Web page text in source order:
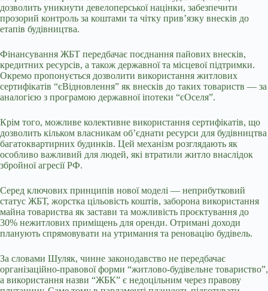
дозволить уникнути девелоперської націнки, забезпечити
прозорий контроль за коштами та чітку прив’язку внесків до
етапів будівництва.
Фінансування ЖБТ передбачає поєднання пайових внесків,
кредитних ресурсів, а також державної та місцевої підтримки.
Окремо пропонується дозволити використання житлових
сертифікатів “єВідновлення” як внесків до таких товариств — за
аналогією з програмою державної іпотеки “єОселя”.
Крім того, можливе колективне використання сертифікатів, що
дозволить кільком власникам об’єднати ресурси для будівництва
багатоквартирних будинків. Цей механізм розглядають як
особливо важливий для людей, які втратили житло внаслідок
збройної агресії РФ.
Серед ключових принципів нової моделі — неприбутковий
статус ЖБТ, жорстка цільовість коштів, заборона використання
майна товариства як застави та можливість проєктування до
30% нежитлових приміщень для оренди. Отримані доходи
планують спрямовувати на утримання та реновацію будівель.
За словами Шуляк, чинне законодавство не передбачає
організаційно-правової форми “житлово-будівельне товариство”,
а використання назви “ЖБК” є недоцільним через правову